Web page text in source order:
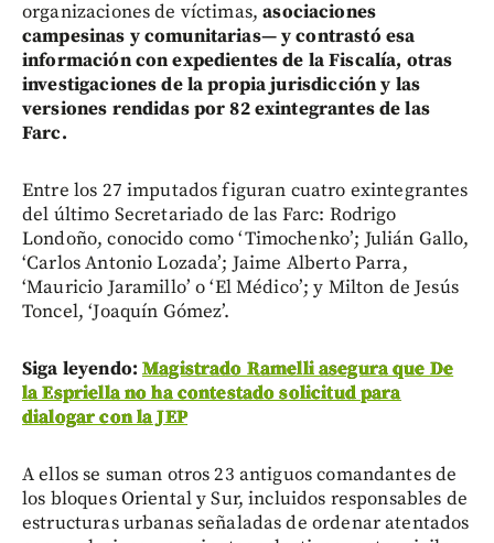
organizaciones de víctimas, asociaciones
campesinas y comunitarias— y contrastó esa
información con expedientes de la Fiscalía, otras
investigaciones de la propia jurisdicción y las
versiones rendidas por 82 exintegrantes de las
Farc.
Entre los 27 imputados figuran cuatro exintegrantes
del último Secretariado de las Farc: Rodrigo
Londoño, conocido como ‘Timochenko’; Julián Gallo,
‘Carlos Antonio Lozada’; Jaime Alberto Parra,
‘Mauricio Jaramillo’ o ‘El Médico’; y Milton de Jesús
Toncel, ‘Joaquín Gómez’.
Siga leyendo:Magistrado Ramelli asegura que De
la Espriella no ha contestado solicitud para
dialogar con la JEP
A ellos se suman otros 23 antiguos comandantes de
los bloques Oriental y Sur, incluidos responsables de
estructuras urbanas señaladas de ordenar atentados